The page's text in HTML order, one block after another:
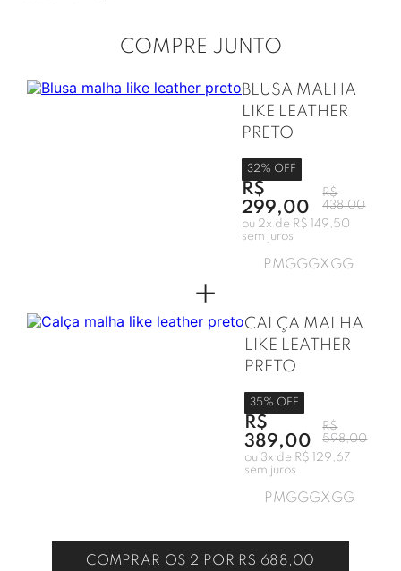
COMPRE JUNTO
BLUSA MALHA
LIKE LEATHER
PRETO
32% OFF
R$
299,00
R$
438,00
ou 2x de R$ 149,50
sem juros
PMGGGXGG
+
CALÇA MALHA
LIKE LEATHER
PRETO
35% OFF
R$
389,00
R$
598,00
ou 3x de R$ 129,67
sem juros
PMGGGXGG
COMPRAR OS 2 POR R$ 688,00